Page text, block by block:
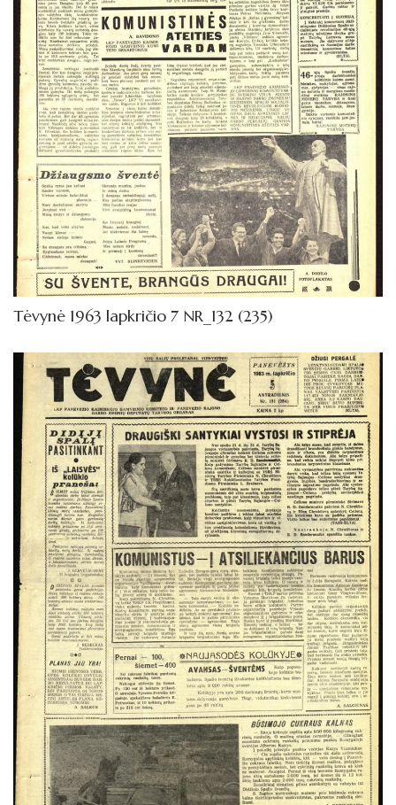
Tėvynė 1963 lapkričio 7 NR_132 (235)